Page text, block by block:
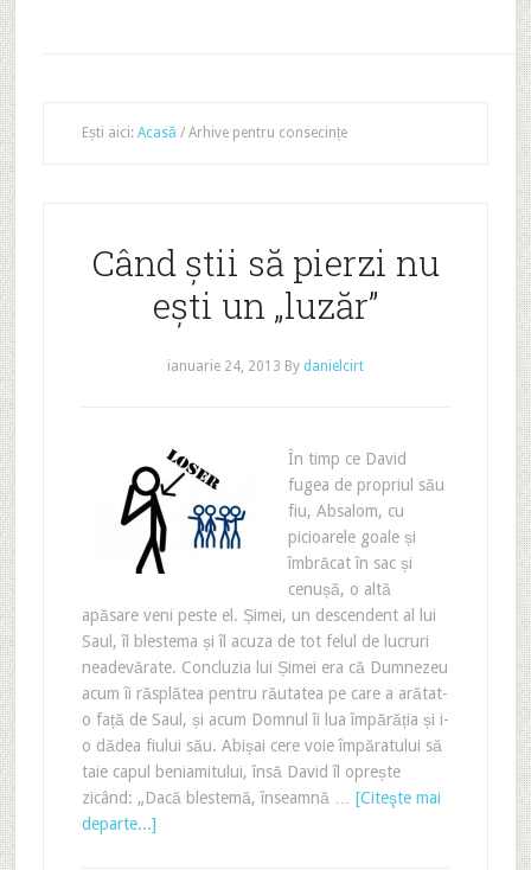
Ești aici: Acasă /Arhive pentru consecințe
Când știi să pierzi nu
ești un „luzăr”
ianuarie 24, 2013 By danielcirt
În timp ce David
fugea de propriul său
fiu, Absalom, cu
picioarele goale și
îmbrăcat în sac și
cenușă, o altă
apăsare veni peste el. Șimei, un descendent al lui
Saul, îl blestema și îl acuza de tot felul de lucruri
neadevărate. Concluzia lui Șimei era că Dumnezeu
acum îi răsplătea pentru răutatea pe care a arătat-
o față de Saul, și acum Domnul îi lua împărăția și i-
o dădea fiului său. Abișai cere voie împăratului să
taie capul beniamitului, însă David îl oprește
zicând: „Dacă blestemă, înseamnă … [Citeşte mai
departe...]